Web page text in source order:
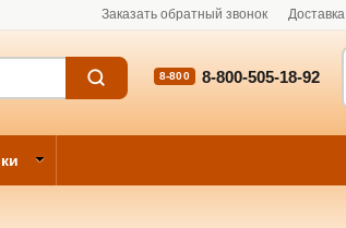
Заказать обратный звонок Доставка
8-800 8-800-505-18-92